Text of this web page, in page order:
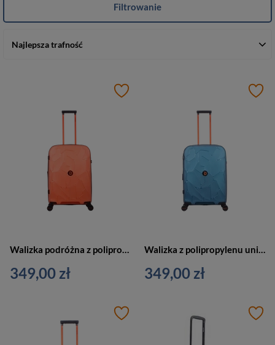
Najlepsza trafność
Filtrowanie
Walizka podróżna z polipropylenu unisex Discovery LAVA średnia 4 koła pomarańczowa
349,00 zł
Walizka z polipropylenu unisex Discovery LAVA podróżna średnia niebieska metaliczna
349,00 zł